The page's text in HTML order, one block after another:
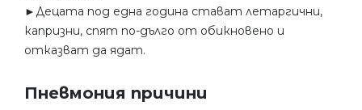
►Децата под една година стават летаргични,
капризни, спят по-дълго от обикновено и
отказват да ядат.
Пневмония причини